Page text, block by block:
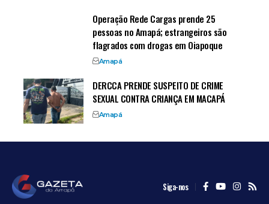
Operação Rede Cargas prende 25
pessoas no Amapá; estrangeiros são
flagrados com drogas em Oiapoque
Amapá
DERCCA PRENDE SUSPEITO DE CRIME
SEXUAL CONTRA CRIANÇA EM MACAPÁ
Amapá
Siga-nos